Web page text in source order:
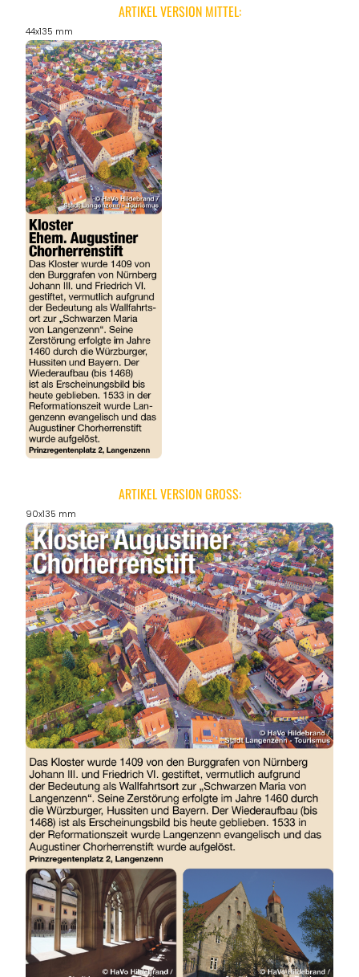
ARTIKEL VERSION MITTEL:
44x135 mm
ARTIKEL VERSION GROSS:
90x135 mm